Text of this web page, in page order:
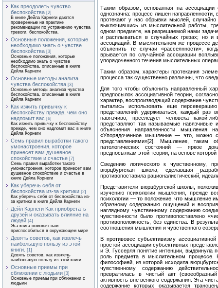
Как преодолеть чувство
беспокойства [2]
В книге Дейла Карнеги даются
проверенные на практике
рекомендации по устранению чувства
тревоги, беспокойства.
Основные положения, которые
необходимо знать о чувстве
беспокойства [3]
Основные положения, которые
необходимо знать о чувстве
беспокойства, описанные в книге
Дейла Карнеги
Основные методы анализа
чувства беспокойства [3]
Основные методы анализа чувства
беспокойства, описанные в книге
Дейла Карнеги
Как изжить привычку к
беспокойству прежде, чем оно
надломит вас [6]
Как изжить привычку к беспокойству
прежде, чем оно надломит вас в книге
Дейла Корнеги
Семь правил выработки такого
умонастроения, которое
принесет вам душевное
спокойствие и счастье [7]
Семь правил выработки такого
умонастроения, которое принесет вам
душевное спокойствие и счастье в
книге Дейла Корнеги
Как уберечь себя от
беспокойства из-за критики [2]
Как уберечь себя от беспокойства из-
за критики в книге Дейла Карнеги
Дейл Карнеги Как приобретать
друзей и оказывать влияние на
людей [4]
Эта книга поможет вам
приспособиться в окружающем мире
Девять советов, как извлечь
наибольшую пользу из этой
книги.
[1]
Девять советов, как извлечь
наибольшую пользу из этой книги.
Основные приемы при
сближении с людьми [3]
Основные приемы при сближении с
людьми
Таким образом, основанная на
однозначна: процесс лишен
протекают у нас обрывки мыслей,
выключившись из мыслительной работы,
одном предмете, на разрешаемой нами
и расплываться в случайных грезах; но и
ассоциаций. В мыслительном же процессе
объяснить те случаи «рассеянности»,
врывается по случайной ассоциации
упорядоченного течения мыслительных
Таким образом, характеры протекания
процесса так существенно различны, что
Для того чтобы объяснить направленный
предпосылок ассоциативной теории,
характер, воспроизводящий содержание
пытались использовать еще
представлений удерживаться, каждый раз
навязчиво, преследует человека какой-
представляют так называемые навязчивые
объяснения направленности мышления
«Упорядоченное мышление — это, можно
представлениями»[2]. Мышление, таким
патологических состояний — яркое
предпосылкам этой теории, на основе
Сведению логического к чувственному,
вюрцбургская школа, сделавшая
противопоставила рационалистический,
Представители вюрцбургской школы,
изучению психологии мышления, прежде
психологии — то положение, что мышление
образному содержанию ощущений и
наглядному чувственному содержанию
чувственности было противопоставлено
противоположность, без единства. В
соотношения мышления и чувственного
В противовес субъективизму
простой ассоциации субъективных
и Э. Гуссерля понятие интенции, выдвинула
роль предмета в мыслительном процессе.
философией, из которой исходила
чувственному содержанию
превратилась в чистый акт
активность вне всякого содержания. Эта
содержание которых оказывается